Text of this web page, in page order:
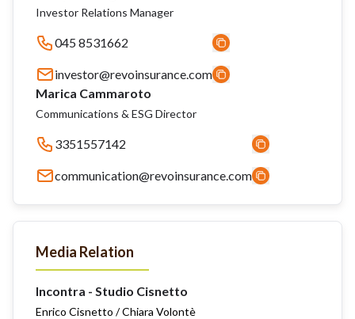
Investor Relations Manager
045 8531662
investor@revoinsurance.com
Marica Cammaroto
Communications & ESG Director
3351557142
communication@revoinsurance.com
Media Relation
Incontra - Studio Cisnetto
Enrico Cisnetto / Chiara Volontè